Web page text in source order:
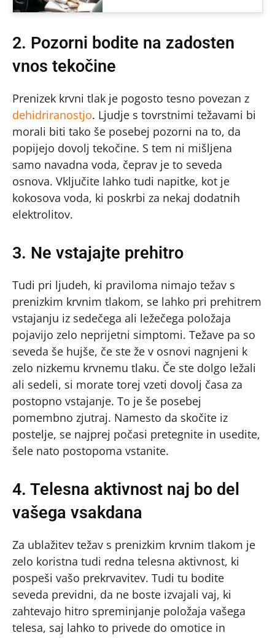
2. Pozorni bodite na zadosten
vnos tekočine
Prenizek krvni tlak je pogosto tesno povezan z
dehidriranostjo. Ljudje s tovrstnimi težavami bi
morali biti tako še posebej pozorni na to, da
popijejo dovolj tekočine. S tem ni mišljena
samo navadna voda, čeprav je to seveda
osnova. Vključite lahko tudi napitke, kot je
kokosova voda, ki poskrbi za nekaj dodatnih
elektrolitov.
3. Ne vstajajte prehitro
Tudi pri ljudeh, ki praviloma nimajo težav s
prenizkim krvnim tlakom, se lahko pri prehitrem
vstajanju iz sedečega ali ležečega položaja
pojavijo zelo neprijetni simptomi. Težave pa so
seveda še hujše, če ste že v osnovi nagnjeni k
zelo nizkemu krvnemu tlaku. Če ste dolgo ležali
ali sedeli, si morate torej vzeti dovolj časa za
postopno vstajanje. To je še posebej
pomembno zjutraj. Namesto da skočite iz
postelje, se najprej počasi pretegnite in usedite,
šele nato postopoma vstanite.
4. Telesna aktivnost naj bo del
vašega vsakdana
Za ublažitev težav s prenizkim krvnim tlakom je
zelo koristna tudi redna telesna aktivnost, ki
pospeši vašo prekrvavitev. Tudi tu bodite
seveda previdni, da ne boste izvajali vaj, ki
zahtevajo hitro spreminjanje položaja vašega
telesa, saj lahko to privede do omotice in